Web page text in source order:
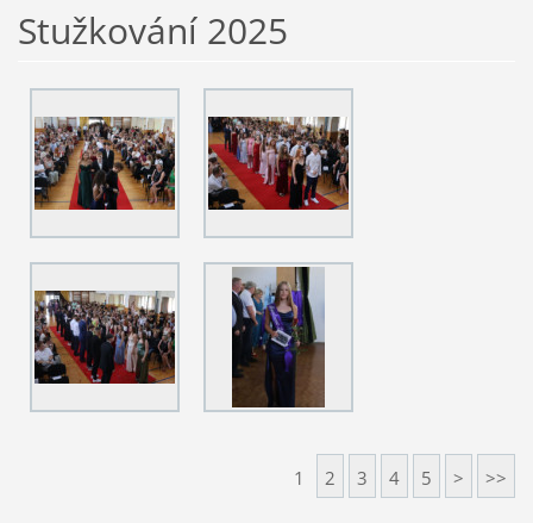
Stužkování 2025
1 2 3 4 5 > >>